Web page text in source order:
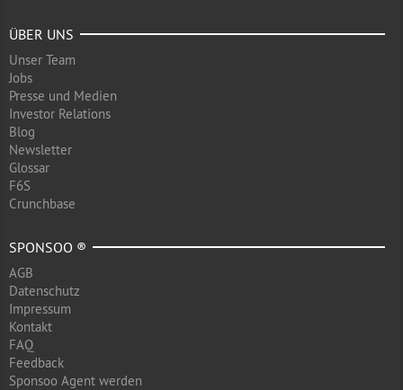
ÜBER UNS
Unser Team
Jobs
Presse und Medien
Investor Relations
Blog
Newsletter
Glossar
F6S
Crunchbase
SPONSOO ®
AGB
Datenschutz
Impressum
Kontakt
FAQ
Feedback
Sponsoo Agent werden